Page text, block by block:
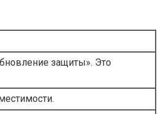
защиты». Это